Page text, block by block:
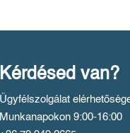
Kérdésed van?
Ügyfélszolgálat
Munkanapokon 9:00-16:00